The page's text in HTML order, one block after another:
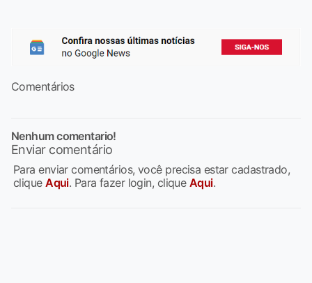
Comentários
Nenhum comentario!
Enviar comentário
Para enviar comentários, você precisa estar cadastrado,
cliqueAqui. Para fazer login, clique Aqui.